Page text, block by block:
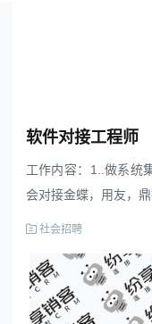
软件对接工程师
工作内容：1..做系统
会对接金蝶，用友，
低代码配置（简单易
式。3.有windows服
句操作数据库，
社会招聘